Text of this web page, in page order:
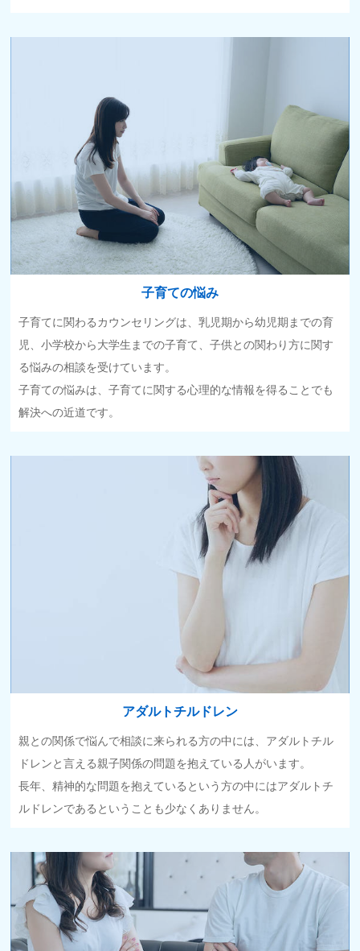
子育ての悩み
子育てに関わるカウンセリングは、乳児期から幼児期までの育
児、小学校から大学生までの子育て、子供との関わり方に関す
る悩みの相談を受けています。
子育ての悩みは、子育てに関する心理的な情報を得ることでも
解決への近道です。
アダルトチルドレン
親との関係で悩んで相談に来られる方の中には、アダルトチル
ドレンと言える親子関係の問題を抱えている人がいます。
長年、精神的な問題を抱えているという方の中にはアダルトチ
ルドレンであるということも少なくありません。